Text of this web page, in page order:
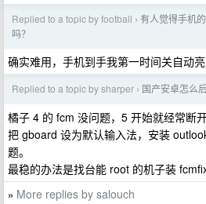
Replied to a topic by football › 有人觉得手机
吗？
确实难用，手机到手我第一时间关自动
Replied to a topic by sharper › 国产安卓怎么
橘子 4 的 fcm 没问题，5 开始就经常断开
把 gboard 设为默认输入法，安装
题。
最稳的办法是找台能 root 的机子装
» More replies by salouch